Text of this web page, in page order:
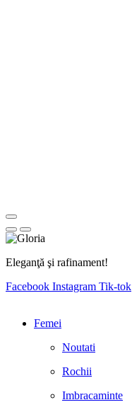
Eleganţă şi rafinament!
Facebook Instagram Tik-tok
Femei
Noutati
Rochii
Imbracaminte